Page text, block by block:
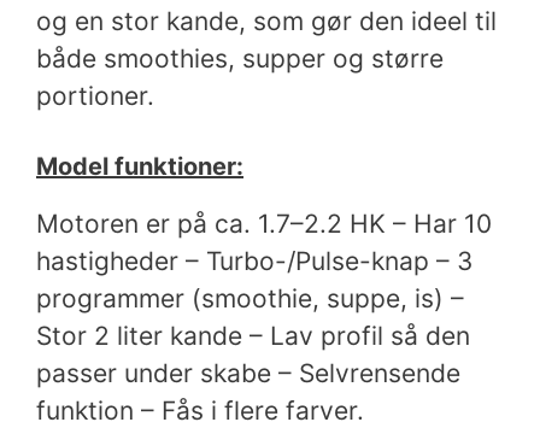
og en stor kande, som gør den ideel til
både smoothies, supper og større
portioner.
Model funktioner:
Motoren er på ca. 1.7–2.2 HK – Har 10
hastigheder – Turbo-/Pulse-knap – 3
programmer (smoothie, suppe, is) –
Stor 2 liter kande – Lav profil så den
passer under skabe – Selvrensende
funktion – Fås i flere farver.